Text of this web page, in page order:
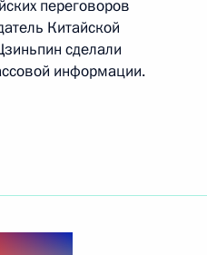
переговоров
Китайской
сделали
информации.